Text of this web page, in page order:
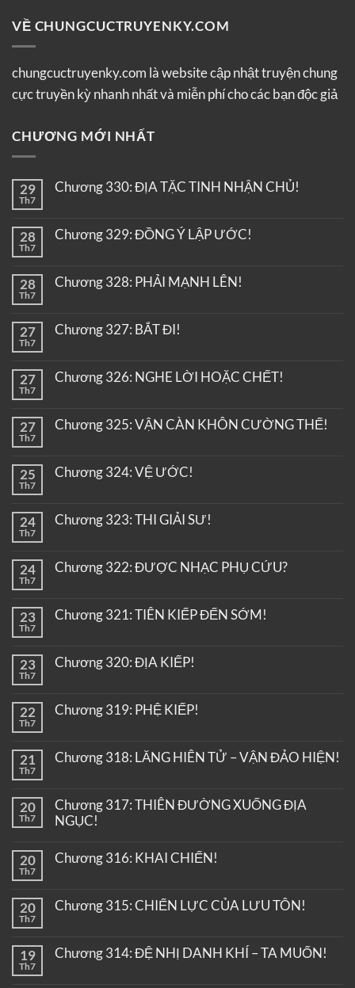
VỀ CHUNGCUCTRUYENKY.COM
chungcuctruyenky.com là website cập nhật truyện chung
cực truyền kỳ nhanh nhất và miễn phí cho các bạn độc giả
CHƯƠNG MỚI NHẤT
29
Th7
Chương 330: ĐỊA TẶC TINH NHẬN CHỦ!
28
Th7
Chương 329: ĐỒNG Ý LẬP ƯỚC!
28
Th7
Chương 328: PHẢI MẠNH LÊN!
27
Th7
Chương 327: BẮT ĐI!
27
Th7
Chương 326: NGHE LỜI HOẶC CHẾT!
27
Th7
Chương 325: VẬN CÀN KHÔN CƯỜNG THẾ!
25
Th7
Chương 324: VỆ ƯỚC!
24
Th7
Chương 323: THI GIẢI SƯ!
24
Th7
Chương 322: ĐƯỢC NHẠC PHỤ CỨU?
23
Th7
Chương 321: TIÊN KIẾP ĐẾN SỚM!
23
Th7
Chương 320: ĐỊA KIẾP!
22
Th7
Chương 319: PHỆ KIẾP!
21
Th7
Chương 318: LĂNG HIÊN TỬ – VẬN ĐẢO HIỆN!
20
Th7
Chương 317: THIÊN ĐƯỜNG XUỐNG ĐỊA
NGỤC!
20
Th7
Chương 316: KHAI CHIẾN!
20
Th7
Chương 315: CHIẾN LỰC CỦA LƯU TÔN!
19
Th7
Chương 314: ĐỆ NHỊ DANH KHÍ – TA MUỐN!